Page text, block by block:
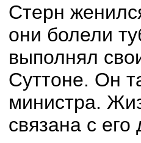
Стерн
они болели
выполнял
Суттоне. Он
министра.
связана с